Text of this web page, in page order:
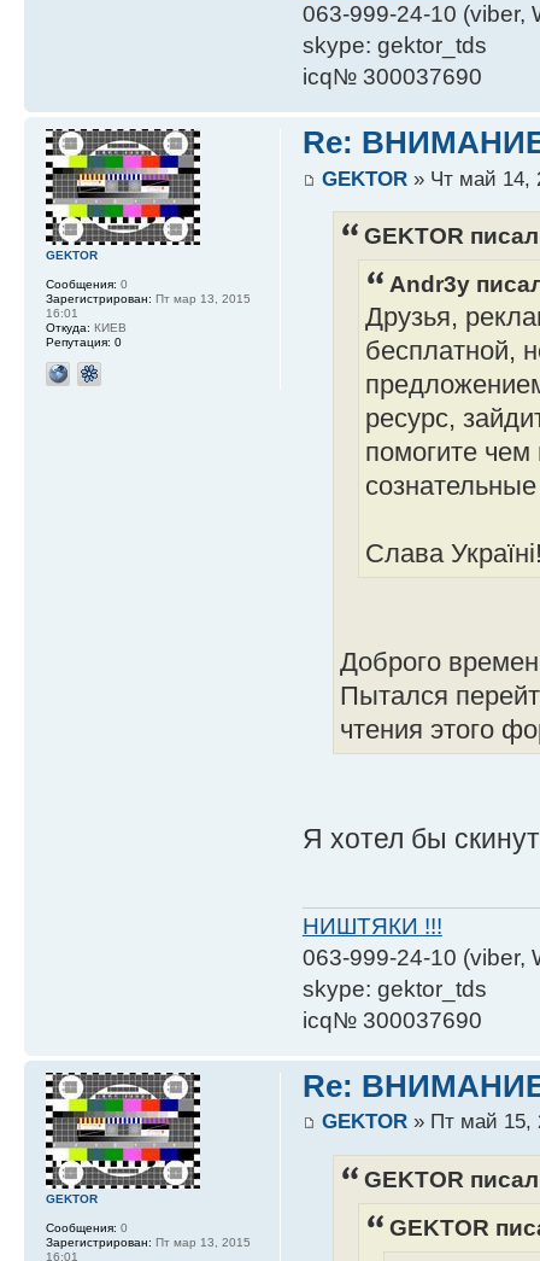
063-999-24-10 (viber,
skype: gektor_tds
icq№ 300037690
Re:
GEKTOR» Чт май 14,
GEKTOR
Andr3y
Друзья,
бесплатной,
ресурс,
помогите
Слава
Доброго
Пытался
чтения этого
Я хотел бы
НИШТЯКИ !!!
063-999-24-10 (viber,
skype: gektor_tds
icq№ 300037690
GEKTOR
Сообщения: 0
Зарегистрирован: Пт мар 13, 2015
16:01
Откуда: КИЕВ
Репутация: 0
Re:
GEKTOR» Пт май 15,
GEKTOR
GEKTOR
GEKTOR
Сообщения: 0
Зарегистрирован: Пт мар 13, 2015
16:01